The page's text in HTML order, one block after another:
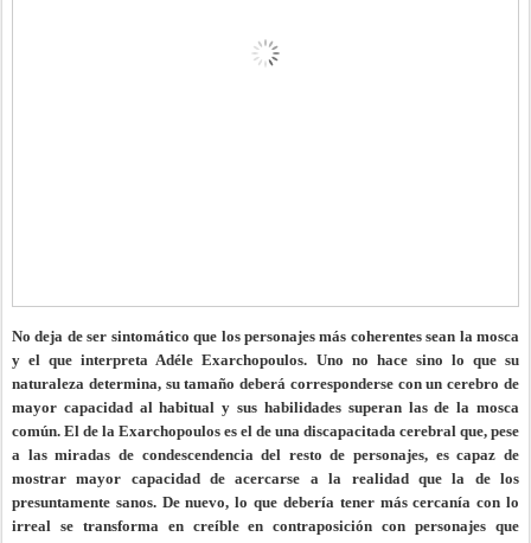
No deja de ser sintomático que los personajes más coherentes sean la mosca
y el que interpreta Adéle Exarchopoulos. Uno no hace sino lo que su
naturaleza determina, su tamaño deberá corresponderse con un cerebro de
mayor capacidad al habitual y sus habilidades superan las de la mosca
común. El de la Exarchopoulos es el de una discapacitada cerebral que, pese
a las miradas de condescendencia del resto de personajes, es capaz de
mostrar mayor capacidad de acercarse a la realidad que la de los
presuntamente sanos. De nuevo, lo que debería tener más cercanía con lo
irreal se transforma en creíble en contraposición con personajes que